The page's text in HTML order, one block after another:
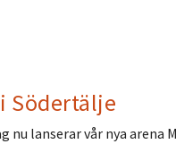
Södertälje
nu lanserar vår nya